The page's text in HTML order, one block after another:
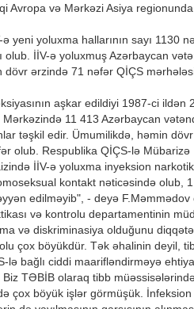
Avropa və Mərkəzi Asiya
yeni yoluxma hallarının sayı 1130
olub. İİV-ə yoluxmuş Azərbaycan
dövr ərzində 71 nəfər QİÇS
aşkar edildiyi 1987-ci ildən
11 413 Azərbaycan
təşkil edir. Ümumilikdə, həmin
olub. Respublika QİÇS-lə
İİV-ə yoluxma inyeksion
kontakt nəticəsində olub,
edilməyib", - deyə F.Məmmədov
və kontrolu departamentinin
və diskriminasiya olduğunu
çox böyükdür. Tək əhalinin deyil,
lə bağlı ciddi maarifləndirməyə
TƏBİB olaraq tibb
çox böyük işlər görmüşük.